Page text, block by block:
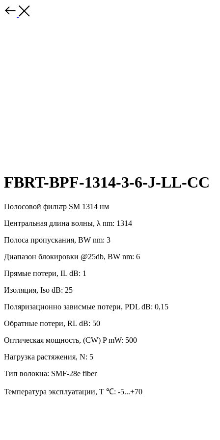
FBRT-BPF-1314-3-6-J-LL-CC
Полосовой фильтр SM 1314 нм
Центральная длина волны, λ nm: 1314
Полоса пропускания, BW nm: 3
Диапазон блокировки @25db, BW nm: 6
Прямые потери, IL dB: 1
Изоляция, Iso dB: 25
Поляризационно зависмые потери, PDL dB: 0,15
Обратные потери, RL dB: 50
Оптическая мощность, (CW) P mW: 500
Нагрузка растяжения, N: 5
Тип волокна: SMF-28e fiber
Температура эксплуатации, T ℃: -5...+70